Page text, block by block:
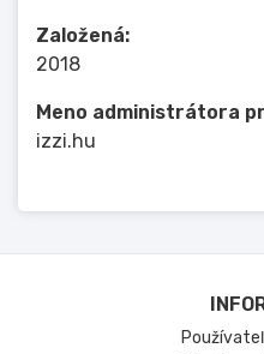
Založená:
2018
Meno administrátora
izzi.hu